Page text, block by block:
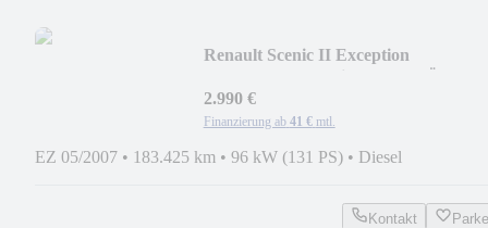
Renault Scenic II Exception
2.990 €
Finanzierung ab 41 € mtl.
EZ 05/2007 • 183.425 km • 96 kW (131 PS) • Diesel
Kontakt